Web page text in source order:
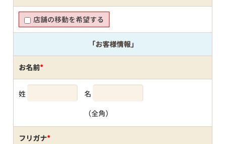
店舗の移動を希望する
「お客様情報」
お名前*
姓 名
（全角）
フリガナ*